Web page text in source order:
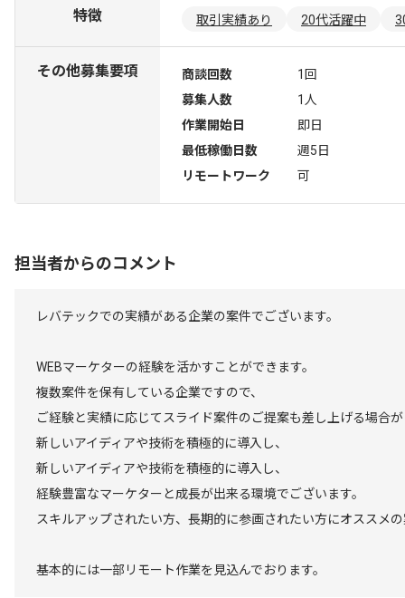
特徴 取引実績あり 20代活躍中
その他募集要項 商談回数
1回
募集人数
1人
作業開始日
即日
最低稼働日数
週5日
リモートワーク
可
担当者からのコメント
レバテックでの実績がある企業の案件でございます。
WEBマーケターの経験を活かすことができます。
複数案件を保有している企業ですので、
ご経験と実績に応じてスライド案件のご提案も差し上げる場合
新しいアイディアや技術を積極的に導入し、
新しいアイディアや技術を積極的に導入し、
経験豊富なマーケターと成長が出来る環境でございます。
スキルアップされたい方、長期的に参画されたい方にオススメ
基本的には一部リモート作業を見込んでおります。